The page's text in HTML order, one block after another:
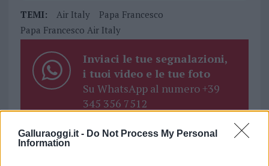
Galluraoggi.it - Do Not Process My Personal
Information
TEMI: Air Italy
Papa Francesco
Papa Francesco Air Italy
Inviaci le tue segnalazioni,
i tuoi video e le tue foto
Su WhatsApp al numero +39
345 356 7512